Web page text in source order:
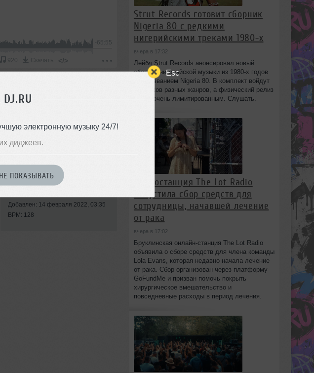
Esc
электронную музыку 24/7!
диджеев.
ПОКАЗЫВАТЬ
-65:55
920 Скачать </>
Стили: Dance-Pop
Добавлен: 14 февраля 2022, 03:35
BPM: 128
Strut Records готовит сборник
Nigeria 80 с редкими
нигерийскими треками 1980-х
вчера в 17:32
Лейбл Strut Records анонсировал новый
сборник нигерийской музыки из 1980-х годов
под названием Nigeria 80. В комплект войдут
13 треков разных жанров, а физический релиз
будет очень лимитированным. Слушать.
Радиостанция The Lot Radio
запустила сбор средств для
сотрудницы, начавшей лечение
от рака
вчера в 17:02
Бруклинская онлайн-станция The Lot Radio
объявила о сборе средств для члена команды
Lola Evans, которая недавно начала лечение
от рака. Сбор организован через платформу
GoFundMe и призван помочь покрыть
хирургическое вмешательство и
повседневные расходы в период лечения.